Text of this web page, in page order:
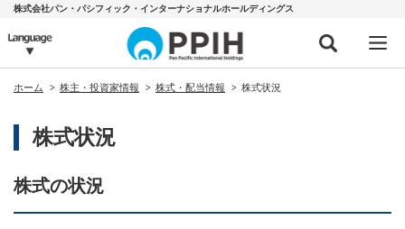
株式会社パン・パシフィック・インターナショナルホールディングス
ホーム 株主・投資家情報 株式・配当情報 株式状況
株式状況
株式の状況